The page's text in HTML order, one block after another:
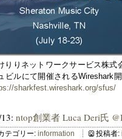
りりネットワークサービス株式
ビルにて開催されるWireshark
sharkfest.wireshark.org/sfus/
ntop創業者 Luca Deri氏
テゴリー: information 投稿者: